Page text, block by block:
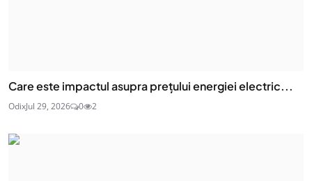
Care este impactul asupra prețului energiei electric...
OdixJul 29, 2026 0 2